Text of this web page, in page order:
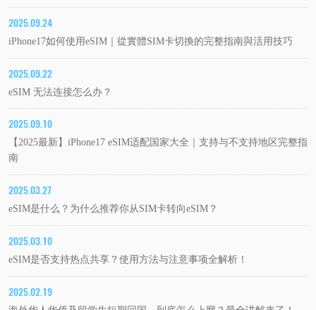
2025.09.24
iPhone17如何使用eSIM｜從實體SIM卡切換的完整指南與活用技巧
2025.09.22
eSIM 无法连接怎么办？
2025.09.10
【2025最新】iPhone17 eSIM适配国家大全｜支持与不支持地区完整指
南
2025.03.27
eSIM是什么？为什么推荐你从SIM卡转向eSIM？
2025.03.10
eSIM是否支持热点共享？使用方法与注意事项全解析！
2025.02.19